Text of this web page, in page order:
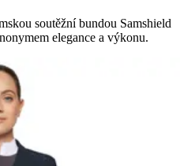
soutěžní bundou Samshield
elegance a výkonu.